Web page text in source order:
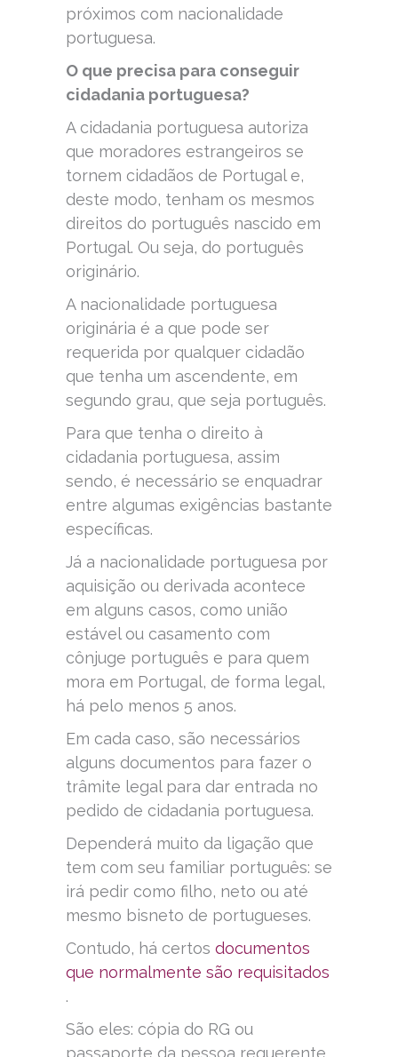
próximos com nacionalidade
portuguesa.
O que precisa para conseguir
cidadania portuguesa?
A cidadania portuguesa autoriza
que moradores estrangeiros se
tornem cidadãos de Portugal e,
deste modo, tenham os mesmos
direitos do português nascido em
Portugal. Ou seja, do português
originário.
A nacionalidade portuguesa
originária é a que pode ser
requerida por qualquer cidadão
que tenha um ascendente, em
segundo grau, que seja português.
Para que tenha o direito à
cidadania portuguesa, assim
sendo, é necessário se enquadrar
entre algumas exigências bastante
específicas.
Já a nacionalidade portuguesa por
aquisição ou derivada acontece
em alguns casos, como união
estável ou casamento com
cônjuge português e para quem
mora em Portugal, de forma legal,
há pelo menos 5 anos.
Em cada caso, são necessários
alguns documentos para fazer o
trâmite legal para dar entrada no
pedido de cidadania portuguesa.
Dependerá muito da ligação que
tem com seu familiar português: se
irá pedir como filho, neto ou até
mesmo bisneto de portugueses.
Contudo, há certos documentos
que normalmente são requisitados
.
São eles: cópia do RG ou
passaporte da pessoa requerente